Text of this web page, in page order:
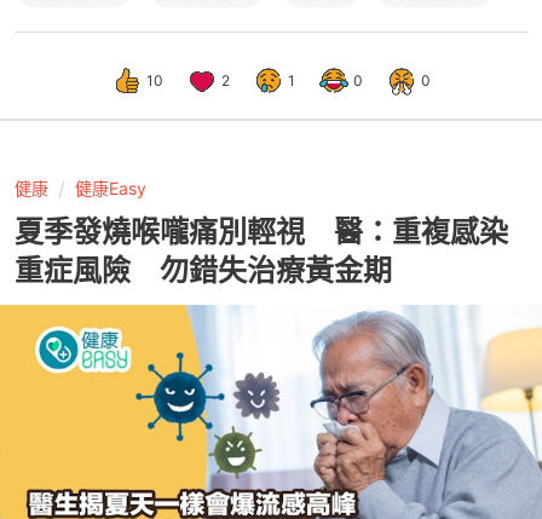
10 2 1 0 0
健康 健康Easy
夏季發燒喉嚨痛別輕視 醫：重複感染
重症風險 勿錯失治療黃金期